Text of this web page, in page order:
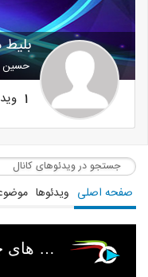
بلیط
حسین
1
صفحه اصلی ویدئوها
بلیط های چارتری ارزان قیمت هواپیما